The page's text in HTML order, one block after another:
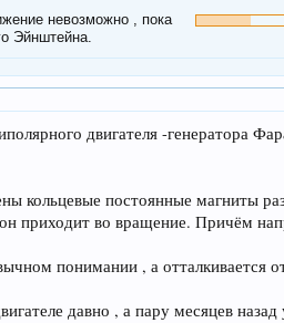
невозможно , пока
Эйнштейна.
двигателя -генератора
кольцевые постоянные магниты
приходит во вращение. Причём
понимании , а отталкивается
давно , а пару месяцев назад